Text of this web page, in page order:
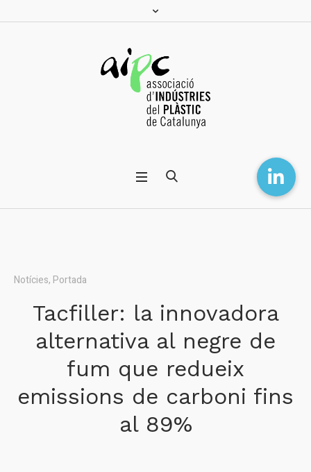
Notícies, Portada
Tacfiller: la innovadora
alternativa al negre de
fum que redueix
emissions de carboni fins
al 89%